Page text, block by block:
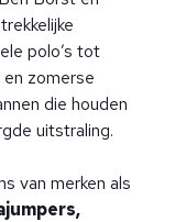
polo’s tot
zomerse
die houden
uitstraling.
van merken als